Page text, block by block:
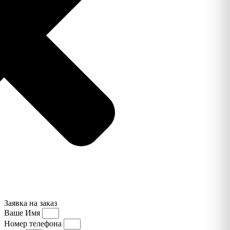
Заявка на заказ
Ваше Имя
Номер телефона